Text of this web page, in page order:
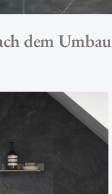
dem Umbau